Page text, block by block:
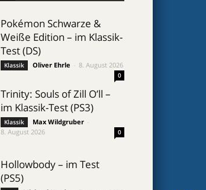
Pokémon Schwarze &
Weiße Edition – im Klassik-
Test (DS)
Klassik Oliver Ehrle 8. August 2026
0
Trinity: Souls of Zill O’ll –
im Klassik-Test (PS3)
Klassik Max Wildgruber
8. August 2026
0
Hollowbody – im Test
(PS5)